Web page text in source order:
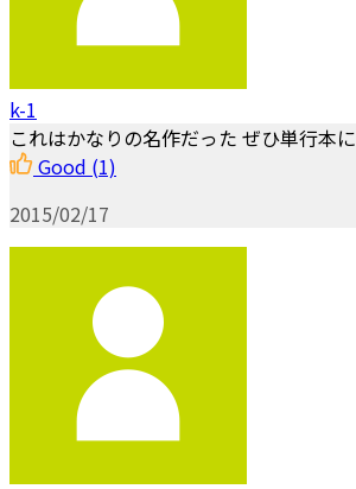
k-1
これはかなりの名作だった ぜひ単行本
Good (1)
2015/02/17